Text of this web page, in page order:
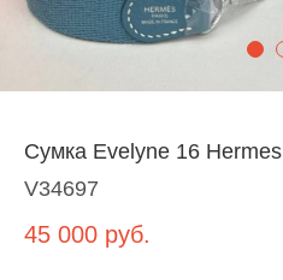
Сумка Evelyne 16 Hermes
V34697
45 000 руб.